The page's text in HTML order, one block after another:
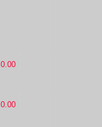
0.00
0.00